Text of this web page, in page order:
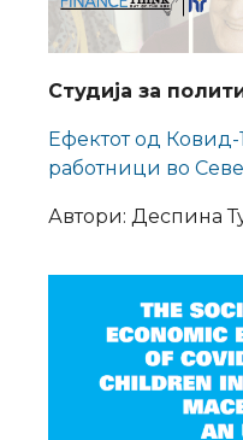
Студија за
Ефектот од Ковид-
работници во
Автори: Деспина